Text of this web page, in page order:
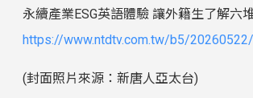
永續產業ESG英語體驗 讓外籍生了解六
https://www.ntdtv.com.tw/b5/
(封面照片來源：新唐人亞太台)